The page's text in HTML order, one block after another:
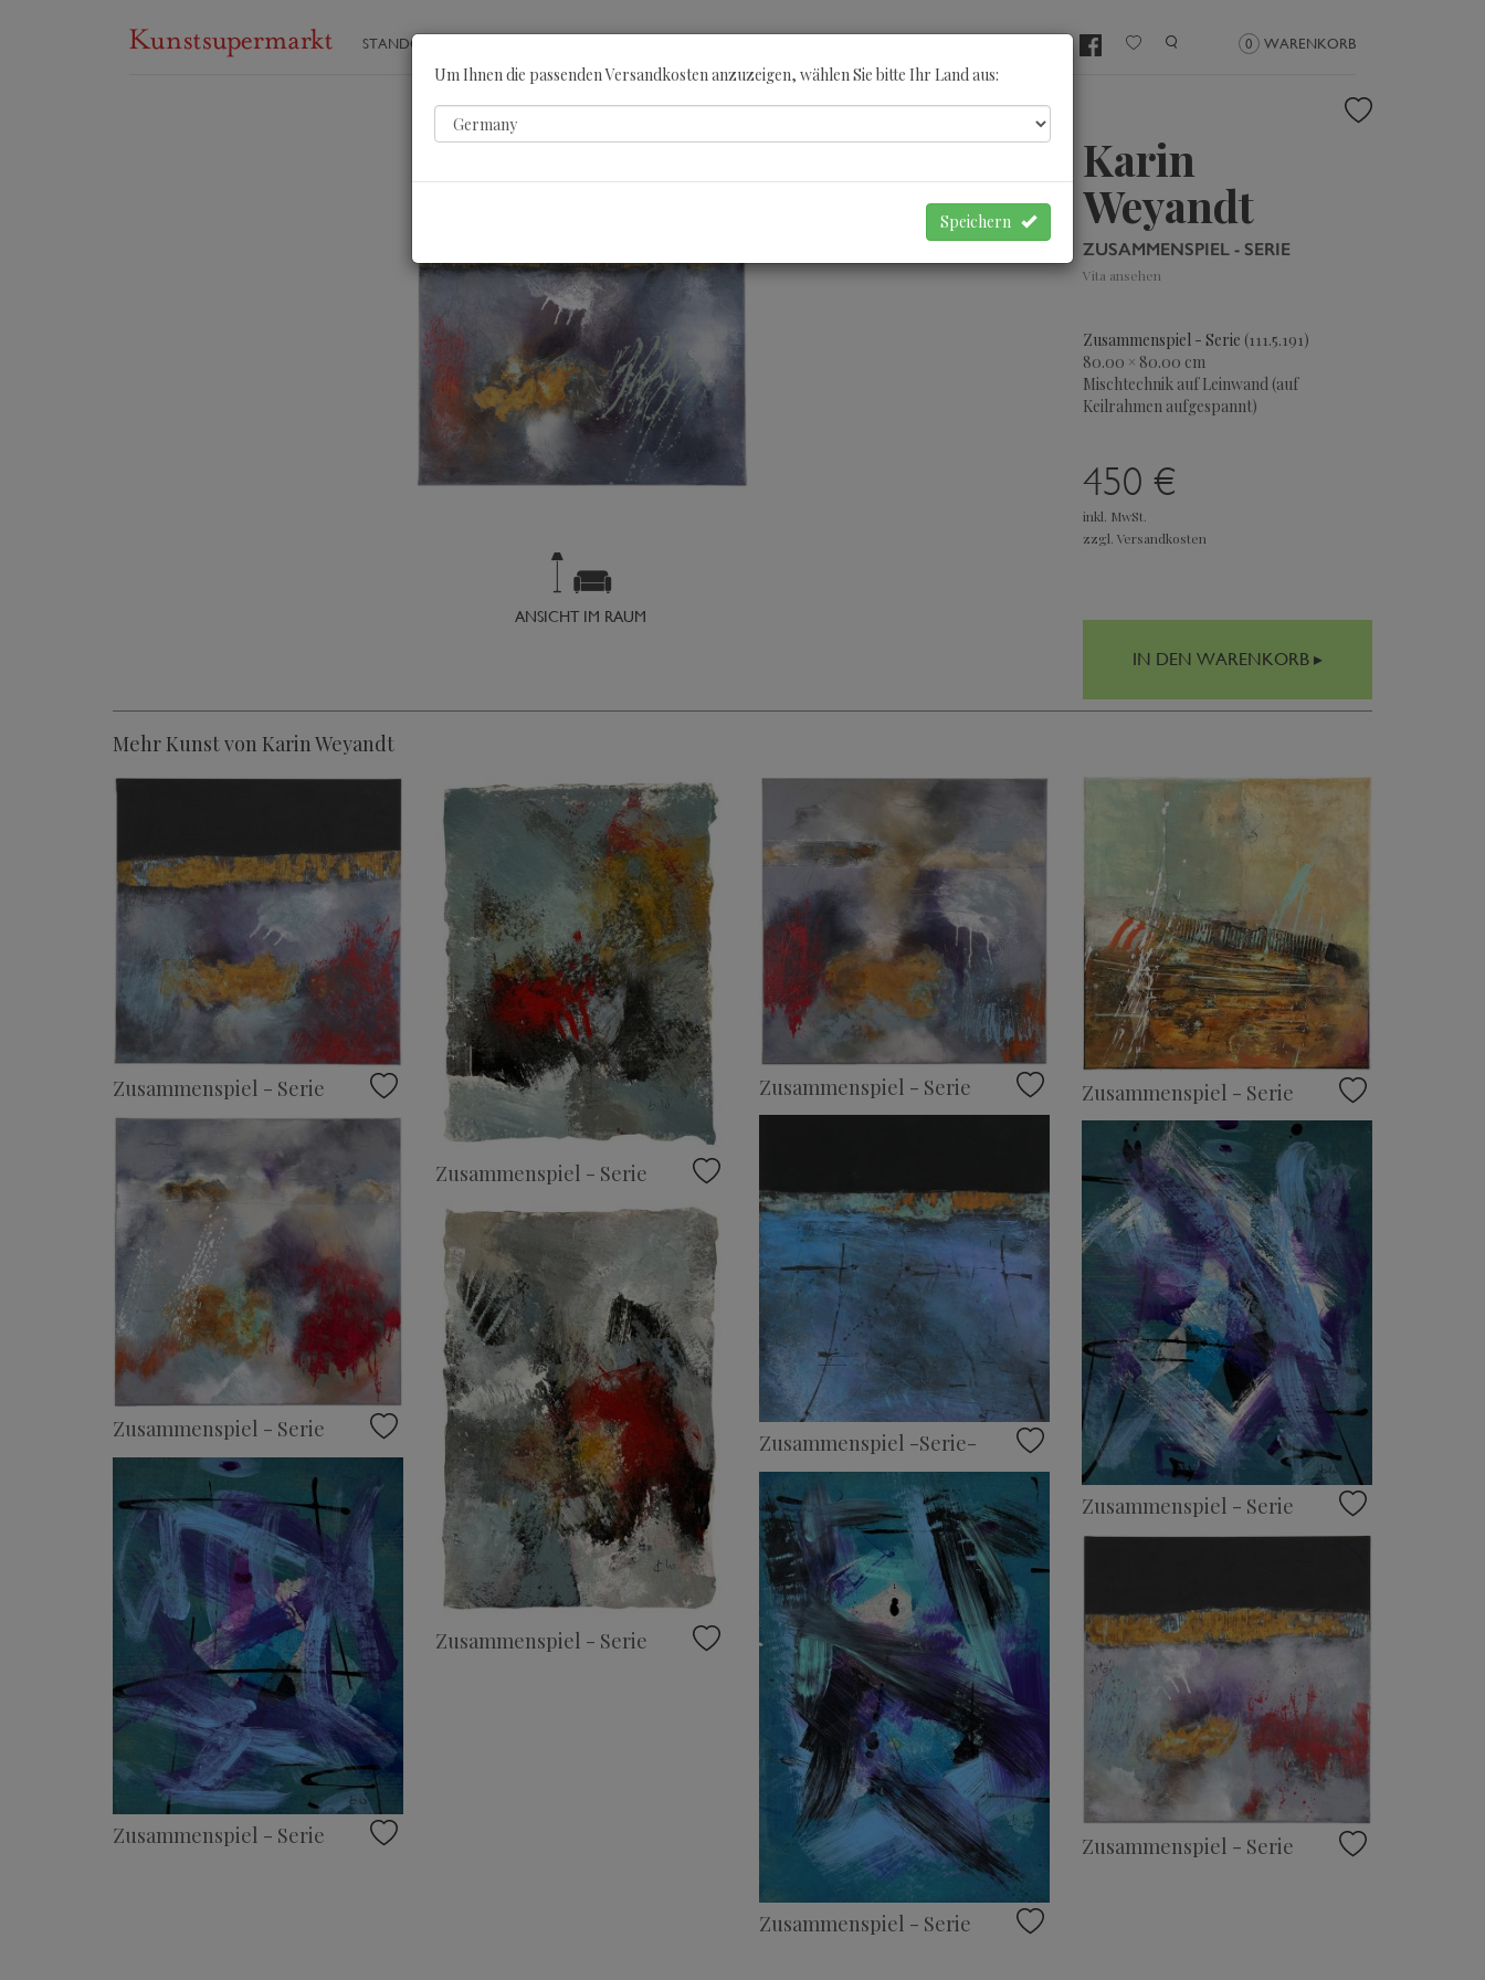
STANDORTE 0 WARENKORB
ANSICHT IM RAUM
Karin
Weyandt
ZUSAMMENSPIEL - SERIE
Vita ansehen
Zusammenspiel - Serie (111.5.191)
80.00 × 80.00 cm
Mischtechnik auf Leinwand (auf
Keilrahmen aufgespannt)
450 €
inkl. MwSt.
zzgl. Versandkosten
IN DEN WARENKORB ▸
Mehr Kunst von Karin Weyandt
Zusammenspiel - Serie
Zusammenspiel - Serie
Zusammenspiel - Serie Zusammenspiel - Serie
Zusammenspiel -Serie-
Zusammenspiel - Serie
Zusammenspiel - Serie
Zusammenspiel - Serie
Zusammenspiel - Serie
Zusammenspiel - Serie
Zusammenspiel - Serie
Um Ihnen die passenden Versandkosten anzuzeigen, wählen Sie bitte Ihr Land aus:
Speichern